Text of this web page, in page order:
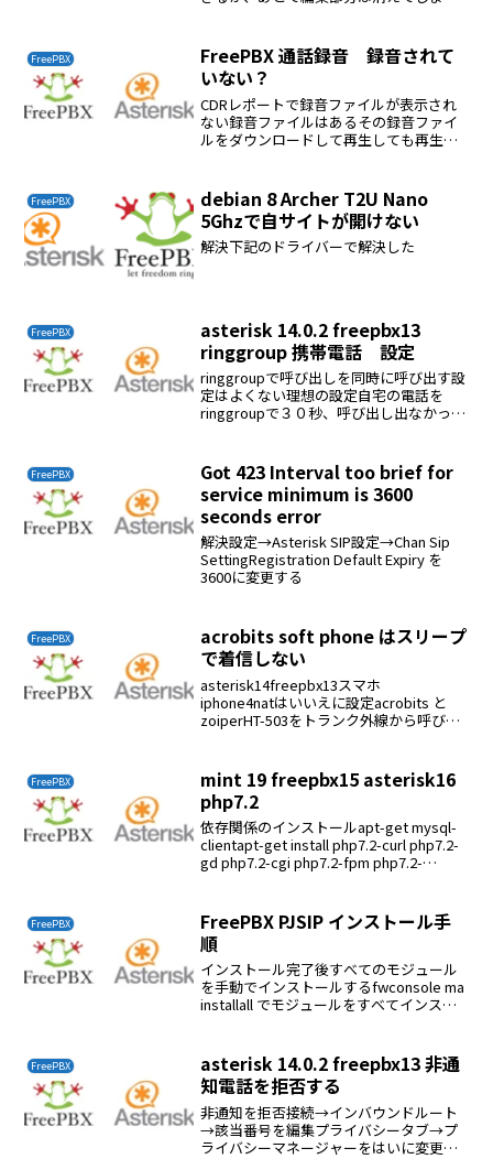
録するextensions_custom.conf...
FreePBX
FreePBX 通話録音 録音されて
いない？
CDRレポートで録音ファイルが表示され
ない録音ファイルはあるその録音ファイ
ルをダウンロードして再生しても再生で
FreePBX
debian 8 Archer T2U Nano
5Ghzで自サイトが開けない
解決下記のドライバーで解決した
FreePBX
asterisk 14.0.2 freepbx13
ringgroup 携帯電話 設定
ringgroupで呼び出しを同時に呼び出す設
定はよくない理想の設定自宅の電話を
ringgroupで３０秒、呼び出し出なかった
駄な電池の消耗がなくなる。
FreePBX
Got 423 Interval too brief for
service minimum is 3600
seconds error
解決設定→Asterisk SIP設定→Chan Sip
SettingRegistration Default Expiry を
3600に変更する
FreePBX
acrobits soft phone はスリープ
で着信しない
asterisk14freepbx13スマホ
iphone4natはいいえに設定acrobits と
zoiperHT-503をトランク外線から呼び出
FreePBX
mint 19 freepbx15 asterisk16
php7.2
依存関係のインストールapt-get mysql-
clientapt-get install php7.2-curl php7.2-
gd php7.2-cgi php7.2-fpm php7.2-
FreePBX
FreePBX PJSIP インストール手
順
インストール完了後すべてのモジュール
を手動でインストールするfwconsole ma
installall でモジュールをすべてインスト
聞こえない現象になる
FreePBX
asterisk 14.0.2 freepbx13 非通
知電話を拒否する
非通知を拒否接続→インバウンドルート
→該当番号を編集プライバシータブ→プ
ライバシーマネージャーをはいに変更確